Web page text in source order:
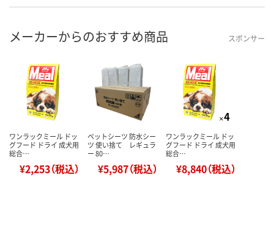
メーカーからのおすすめ商品 スポンサー
ワンラックミール ドッ
グフード ドライ 成犬用
総合…
¥2,253（税込）
ペットシーツ 防水シー
ツ 使い捨て レギュラ
ー 80…
¥5,987（税込）
ワンラックミール ドッ
グフード ドライ 成犬用
総合…
¥8,840（税込）